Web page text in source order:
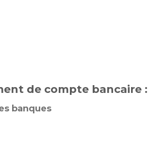
de compte bancaire
banques